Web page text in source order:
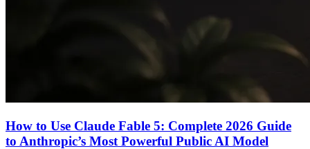
How to Use Claude Fable 5: Complete 2026 Guide
to Anthropic’s Most Powerful Public AI Model